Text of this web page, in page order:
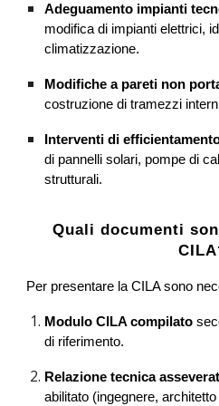
Adeguamento impianti
modifica di impianti elettrici,
climatizzazione.
Modifiche a pareti non
costruzione di tramezzi
Interventi di
di pannelli solari, pompe di
strutturali.
Quali documenti
Per presentare la CILA sono
Modulo CILA compilato
di riferimento.
Relazione tecnica
abilitato (ingegnere,